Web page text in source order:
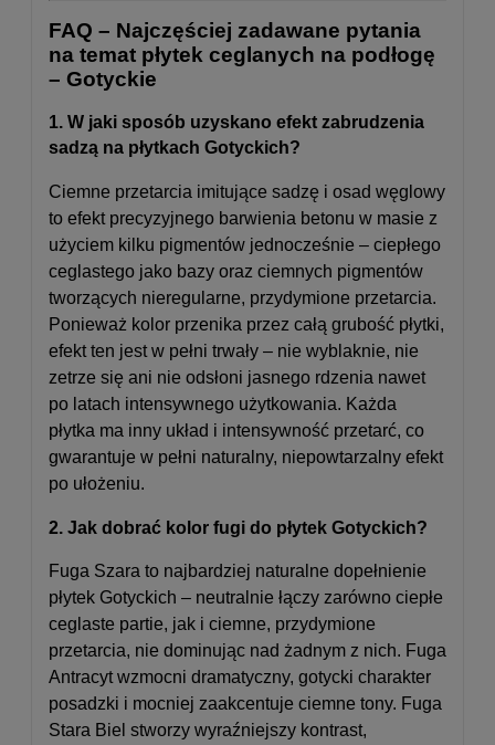
FAQ – Najczęściej zadawane pytania
na temat płytek ceglanych na podłogę
– Gotyckie
1. W jaki sposób uzyskano efekt zabrudzenia
sadzą na płytkach Gotyckich?
Ciemne przetarcia imitujące sadzę i osad węglowy
to efekt precyzyjnego barwienia betonu w masie z
użyciem kilku pigmentów jednocześnie – ciepłego
ceglastego jako bazy oraz ciemnych pigmentów
tworzących nieregularne, przydymione przetarcia.
Ponieważ kolor przenika przez całą grubość płytki,
efekt ten jest w pełni trwały – nie wyblaknie, nie
zetrze się ani nie odsłoni jasnego rdzenia nawet
po latach intensywnego użytkowania. Każda
płytka ma inny układ i intensywność przetarć, co
gwarantuje w pełni naturalny, niepowtarzalny efekt
po ułożeniu.
2. Jak dobrać kolor fugi do płytek Gotyckich?
Fuga Szara to najbardziej naturalne dopełnienie
płytek Gotyckich – neutralnie łączy zarówno ciepłe
ceglaste partie, jak i ciemne, przydymione
przetarcia, nie dominując nad żadnym z nich. Fuga
Antracyt wzmocni dramatyczny, gotycki charakter
posadzki i mocniej zaakcentuje ciemne tony. Fuga
Stara Biel stworzy wyraźniejszy kontrast,